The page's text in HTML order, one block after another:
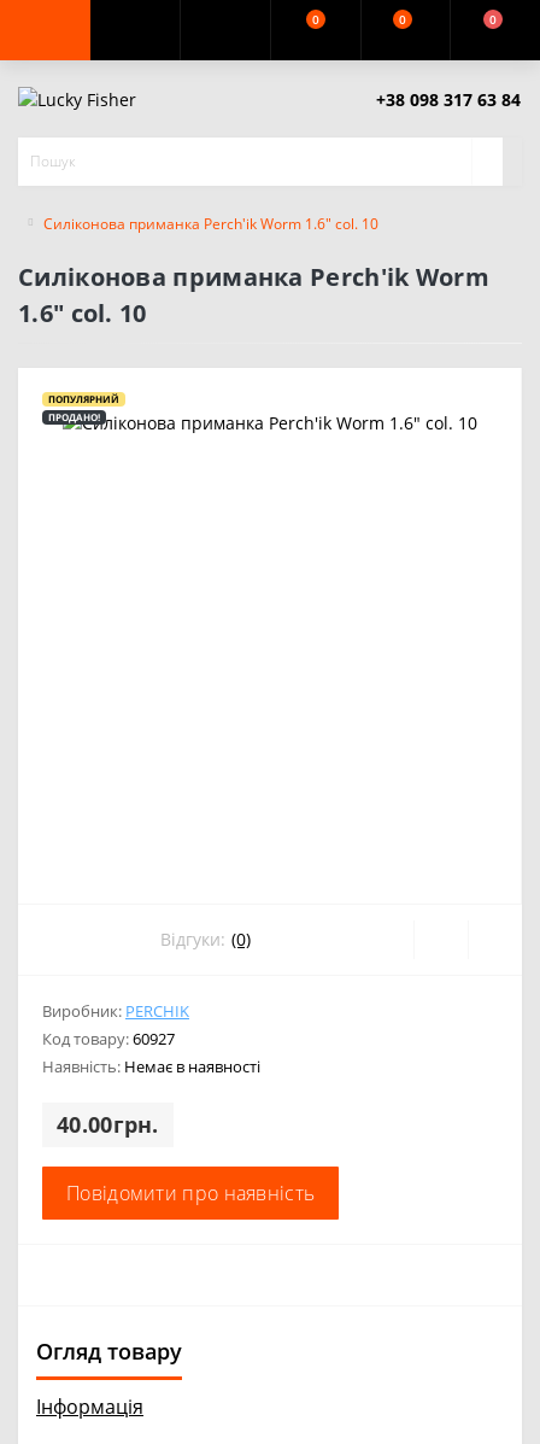
0 0 0
+38 098 317 63 84
Силіконова приманка Perch'ik Worm 1.6" col. 10
Силіконова приманка Perch'ik Worm
1.6" col. 10
ПОПУЛЯРНИЙ
ПРОДАНО!
Відгуки: (0)
Виробник: PERCHIK
Код товару:60927
Наявність: Немає в наявності
40.00грн.
Повідомити про наявність
Огляд товару
Інформація